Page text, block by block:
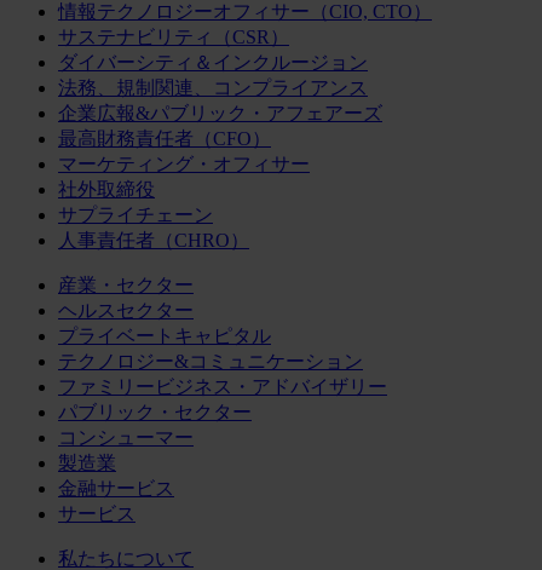
情報テクノロジーオフィサー（CIO, CTO）
サステナビリティ（CSR）
ダイバーシティ＆インクルージョン
法務、規制関連、コンプライアンス
企業広報&パブリック・アフェアーズ
最高財務責任者（CFO）
マーケティング・オフィサー
社外取締役
サプライチェーン
人事責任者（CHRO）
産業・セクター
ヘルスセクター
プライベートキャピタル
テクノロジー&コミュニケーション
ファミリービジネス・アドバイザリー
パブリック・セクター
コンシューマー
製造業
金融サービス
サービス
私たちについて